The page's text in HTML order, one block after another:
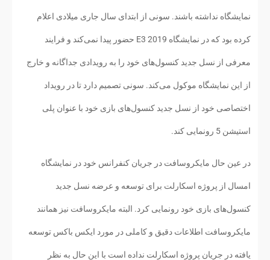
نمایشگاه نداشته باشند. سونی از ابتدای سال جاری میلادی اعلام
کرده بود که در نمایشگاه E3 2019 حضور پیدا نمی‌کند و فرایند
معرفی از نسل جدید کنسول‌های خود را به رویدادی جداگانه و خارج
از این نمایشگاه موکول می‌کند. سونی تصمیم دارد تا در رویداد
اختصاصی خود از نسل جدید کنسول‌های بازی خود با عنوان پلی
استیشن 5 رونمایی کند.
در عین حال مایکروسافت در جریان کنفرانس خود در نمایشگاه
امسال از پروژه اسکارلت برای توسعه و عرضه نسل جدید
کنسول‌های بازی خود رونمایی کرد. البته مایکروسافت نیز همانند
مایکروسافت اطلاعات دقیق و کاملی در مورد ایکس باکس توسعه
یافته در جریان پروژه اسکارلت نداده است با این حال به نظر